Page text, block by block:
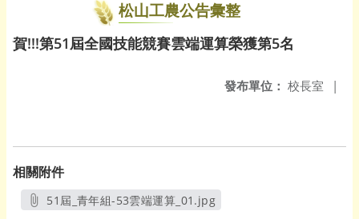
松山工農公告彙整
賀!!!第51屆全國技能競賽雲端運算榮獲第5名
發布單位： 校長室 |
相關附件
51屆_青年組-53雲端運算_01.jpg